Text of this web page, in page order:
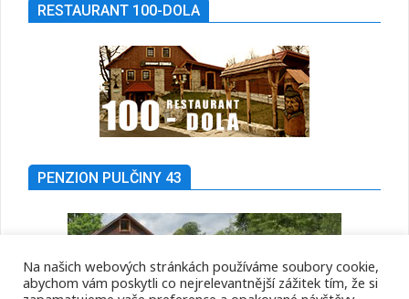
RESTAURANT 100-DOLA
PENZION PULČINY 43
Na našich webových stránkách používáme soubory cookie,
abychom vám poskytli co nejrelevantnější zážitek tím, že si